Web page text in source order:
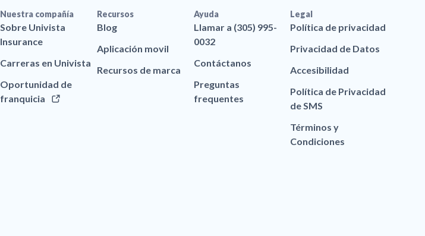
Nuestra compañía
Sobre Univista
Insurance
Carreras en Univista
Oportunidad de
franquicia
Recursos
Blog
Aplicación movil
Recursos de marca
Ayuda
Llamar a (305) 995-
0032
Contáctanos
Preguntas
frequentes
Legal
Política de privacidad
Privacidad de Datos
Accesibilidad
Política de Privacidad
de SMS
Términos y
Condiciones